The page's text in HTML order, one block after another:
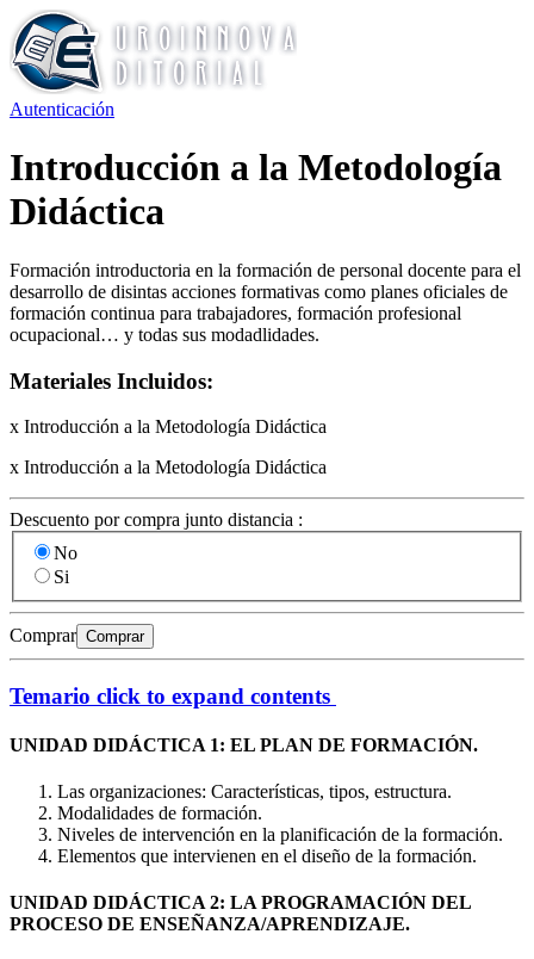
Autenticación
Introducción a la Metodología
Didáctica
Formación introductoria en la formación de personal docente para el
desarrollo de disintas acciones formativas como planes oficiales de
formación continua para trabajadores, formación profesional
ocupacional… y todas sus modadlidades.
Materiales Incluidos:
x Introducción a la Metodología Didáctica
x Introducción a la Metodología Didáctica
Descuento por compra junto distancia :
No
Si
Comprar Comprar
Temario click to expand contents
UNIDAD DIDÁCTICA 1: EL PLAN DE FORMACIÓN.
Las organizaciones: Características, tipos, estructura.
Modalidades de formación.
Niveles de intervención en la planificación de la formación.
Elementos que intervienen en el diseño de la formación.
UNIDAD DIDÁCTICA 2: LA PROGRAMACIÓN DEL
PROCESO DE ENSEÑANZA/APRENDIZAJE.